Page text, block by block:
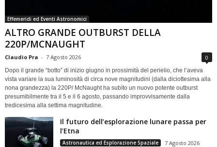
Effemeridi ed Eventi Astronomici
ALTRO GRANDE OUTBURST DELLA
220P/MCNAUGHT
Claudio Pra - 7 Agosto 2026 0
Dopo il grande “botto” di inizio giugno in prossimità del perielio, che l’aveva
vista variare la sua luminosità di circa nove magnitudini (dalla diciottesima alla
nona grandezza) la 220P/ McNaught ha subìto un nuovo potente outburst
presumibilmente tra il 5 e il 6 agosto, passando improvvisamente dalla
tredicesima alla settima magnitudine.
Il futuro dell’esplorazione lunare passa per
l’Etna
Astronautica ed Esplorazione Spaziale 7 Agosto 2026